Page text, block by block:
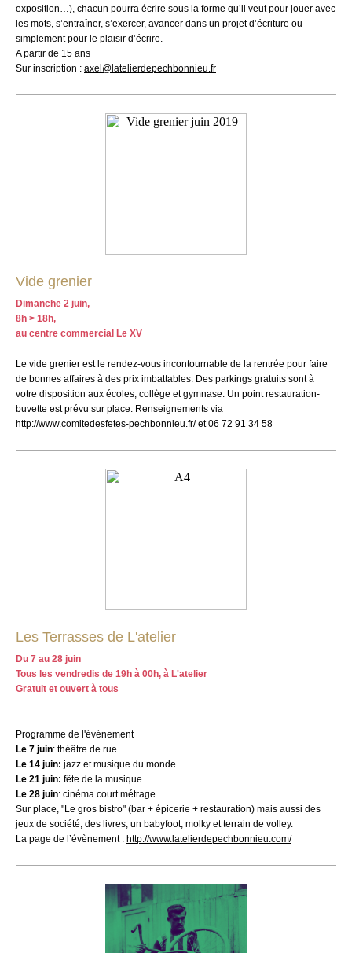
exposition…), chacun pourra écrire sous la forme qu’il veut pour jouer avec
les mots, s’entraîner, s’exercer, avancer dans un projet d’écriture ou
simplement pour le plaisir d’écrire.
A partir de 15 ans
Sur inscription : axel@latelierdepechbonnieu.fr
Vide grenier
Dimanche 2 juin,
8h > 18h,
au centre commercial Le XV
Le vide grenier est le rendez-vous incontournable de la rentrée pour faire
de bonnes affaires à des prix imbattables. Des parkings gratuits sont à
votre disposition aux écoles, collège et gymnase. Un point restauration-
buvette est prévu sur place. Renseignements via
http://www.comitedesfetes-pechbonnieu.fr/ et 06 72 91 34 58
Les Terrasses de L'atelier
Du 7 au 28 juin
Tous les vendredis de 19h à 00h, à L'atelier
Gratuit et ouvert à tous
Programme de l'événement
Le 7 juin: théâtre de rue
Le 14 juin: jazz et musique du monde
Le 21 juin: fête de la musique
Le 28 juin: cinéma court métrage.
Sur place, "Le gros bistro" (bar + épicerie + restauration) mais aussi des
jeux de société, des livres, un babyfoot, molky et terrain de volley.
La page de l’évènement : http://www.latelierdepechbonnieu.com/